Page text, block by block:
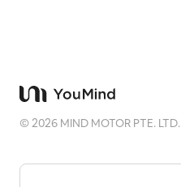
©2026 MIND MOTOR PTE. LTD.